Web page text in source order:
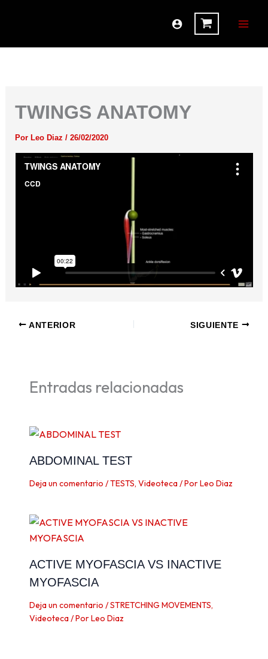
TWINGS ANATOMY
Por Leo Diaz / 26/02/2020
ANTERIOR SIGUIENTE
Entradas relacionadas
ABDOMINAL TEST
Deja un comentario /TESTS, Videoteca/ PorLeo Diaz
ACTIVE MYOFASCIA VS INACTIVE
MYOFASCIA
Deja un comentario /STRETCHING MOVEMENTS,
Videoteca/ PorLeo Diaz